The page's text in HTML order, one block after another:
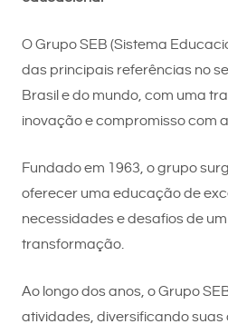
O Grupo SEB (Sistema
das principais referências no
Brasil e do mundo, com uma
inovação e compromisso com
Fundado em 1963, o grupo
oferecer uma educação de
necessidades e desafios de
transformação.
Ao longo dos anos, o Grupo
atividades, diversificando